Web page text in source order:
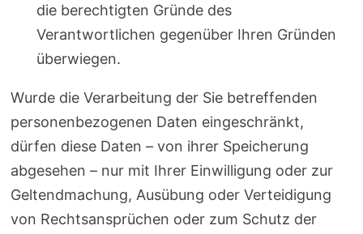
die berechtigten Gründe des
Verantwortlichen gegenüber Ihren Gründen
überwiegen.
Wurde die Verarbeitung der Sie betreffenden
personenbezogenen Daten eingeschränkt,
dürfen diese Daten – von ihrer Speicherung
abgesehen – nur mit Ihrer Einwilligung oder zur
Geltendmachung, Ausübung oder Verteidigung
von Rechtsansprüchen oder zum Schutz der